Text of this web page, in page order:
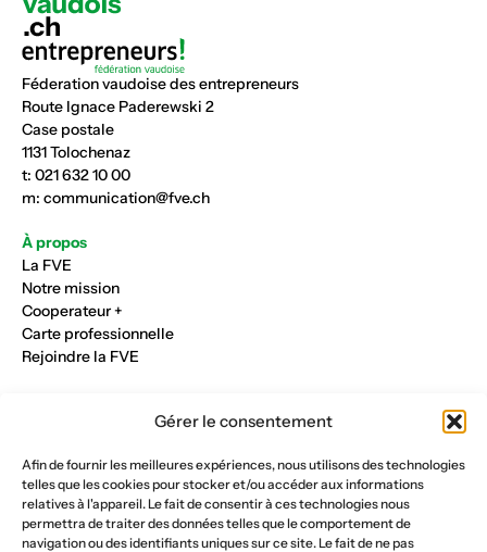
Gérer le consentement
Afin de fournir les meilleures expériences, nous utilisons des technologies
telles que les cookies pour stocker et/ou accéder aux informations
relatives à l'appareil. Le fait de consentir à ces technologies nous
permettra de traiter des données telles que le comportement de
navigation ou des identifiants uniques sur ce site. Le fait de ne pas
Féderation vaudoise des entrepreneurs
Route Ignace Paderewski 2
Case postale
1131 Tolochenaz
t: 021 632 10 00
m: communication@fve.ch
À propos
La FVE
Notre mission
Cooperateur +
Carte professionnelle
Rejoindre la FVE
Maçonnerie et génie civil
Parqueterie et sols
Menuiserie et bois
Plâtrerie et peinture